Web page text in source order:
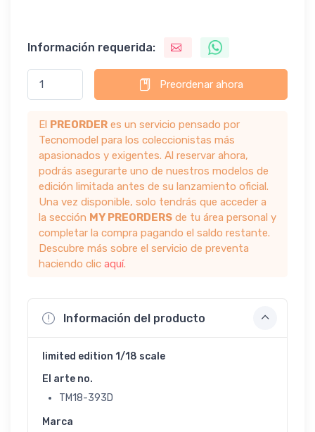
Información requerida:
Preordenar ahora
El PREORDER es un servicio pensado por
Tecnomodel para los coleccionistas más
apasionados y exigentes. Al reservar ahora,
podrás asegurarte uno de nuestros modelos de
edición limitada antes de su lanzamiento oficial.
Una vez disponible, solo tendrás que acceder a
la sección MY PREORDERS de tu área personal y
completar la compra pagando el saldo restante.
Descubre más sobre el servicio de preventa
haciendo clic aquí.
Información del producto
limited edition 1/18 scale
El arte no.
TM18-393D
Marca